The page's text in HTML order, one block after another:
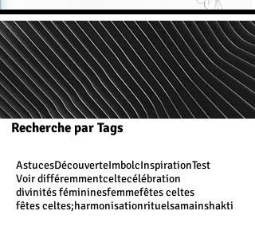
Recherche par Tags
AstucesDécouverteImbolcInspirationTest
Voir différemmentceltecélébration
divinités fémininesfemmefêtes celtes
fêtes celtes;harmonisationrituelsamainshakti